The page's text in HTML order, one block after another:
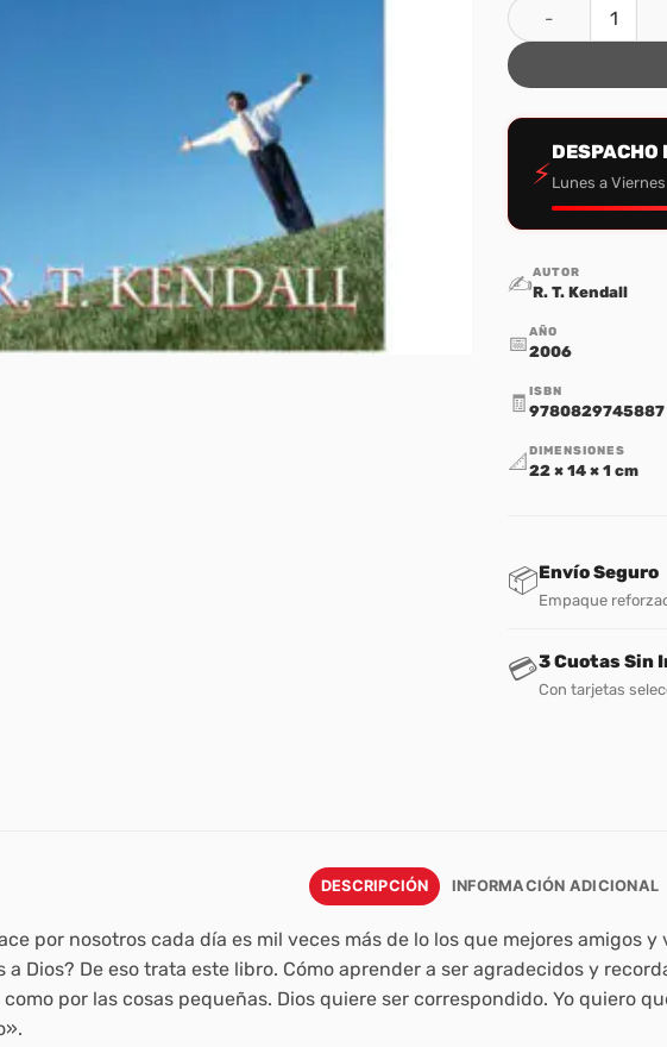
Demos Gracias a
⚡
DESPACHO
Lunes a
✍️AUTOR
R. T. Kendall
📅AÑO
2006
🧾 ISBN
9780829745887
📐 DIMENSIONES
22 × 14 × 1 cm
📦Envío Seguro
Empaque
💳3 Cuotas Sin
Con tarjetas
DESCRIPCIÓN INFORMACIÓN ADICIONAL
por nosotros cada día es mil veces más de lo los que mejores amigos
a Dios? De eso trata este libro. Cómo aprender a ser agradecidos y
por las cosas pequeñas. Dios quiere ser correspondido. Yo quiero